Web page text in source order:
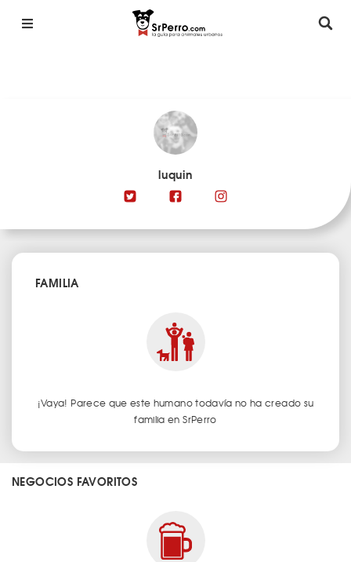
luquin
FAMILIA
¡Vaya! Parece que este humano todavía no ha creado su
familia en SrPerro
NEGOCIOS FAVORITOS